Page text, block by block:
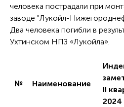
человека пострадали при
заводе "Лукойл-
Два человека погибли в
Ухтинском НПЗ «Лукойла».
№ Наименование
II
2024